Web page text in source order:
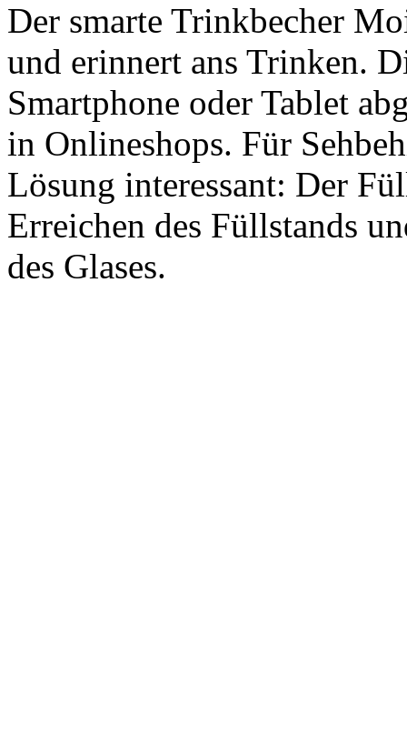
Der smarte Trinkbecher
und erinnert ans Trinken.
Smartphone oder Tablet
in Onlineshops. Für
Lösung interessant: Der
Erreichen des Füllstands
des Glases.